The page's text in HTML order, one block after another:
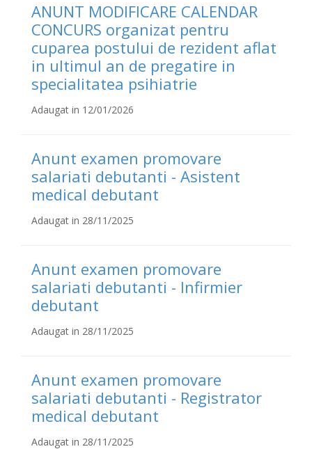
ANUNT MODIFICARE CALENDAR
CONCURS organizat pentru
cuparea postului de rezident aflat
in ultimul an de pregatire in
specialitatea psihiatrie
Adaugat in 12/01/2026
Anunt examen promovare
salariati debutanti - Asistent
medical debutant
Adaugat in 28/11/2025
Anunt examen promovare
salariati debutanti - Infirmier
debutant
Adaugat in 28/11/2025
Anunt examen promovare
salariati debutanti - Registrator
medical debutant
Adaugat in 28/11/2025